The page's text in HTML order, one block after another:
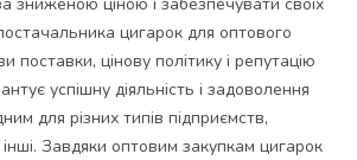
цигарок для оптового
поставки, цінову політику і репутацію
успішну діяльність і задоволення
для різних типів підприємств,
Завдяки оптовим закупкам цигарок